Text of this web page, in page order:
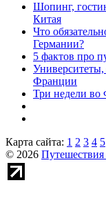
Шопинг,
Китая
Что
Германии?
5 фактов про
Франции
Три недели во
Карта сайта: 1 2 3 4 5
© 2026 Путешествия